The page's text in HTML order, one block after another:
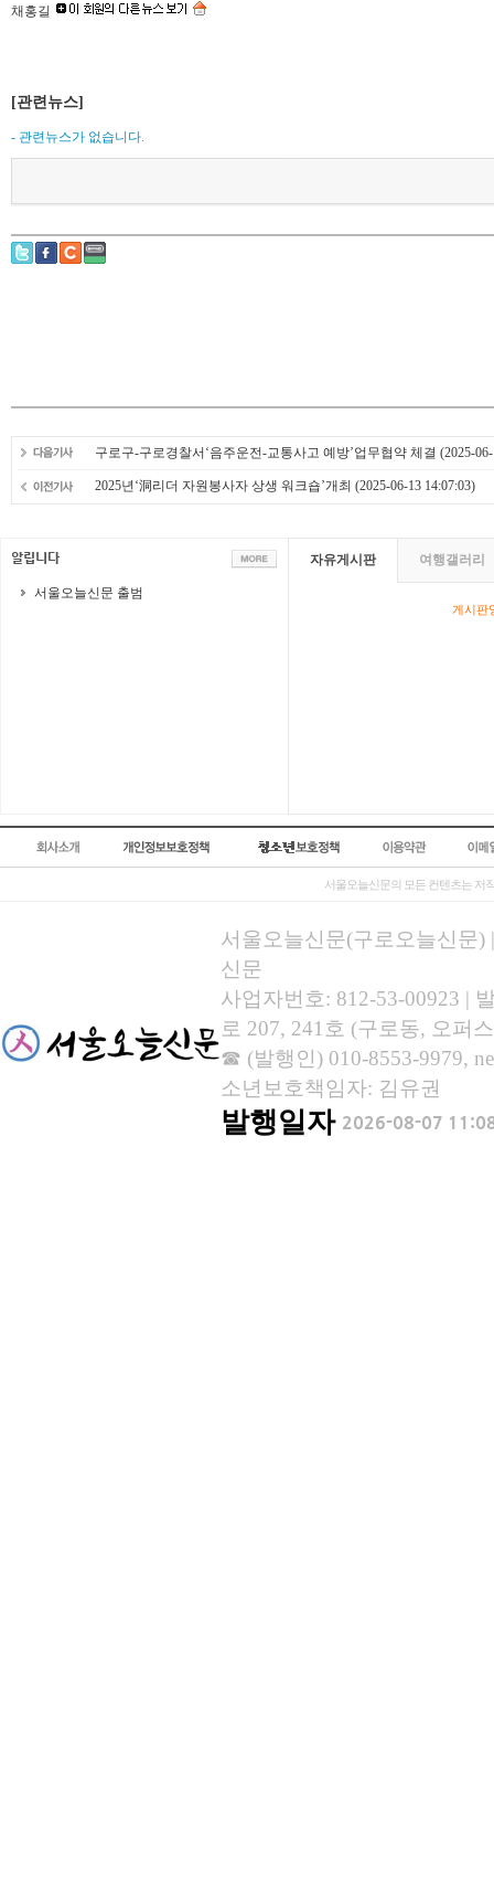
채홍길
[관련뉴스]
- 관련뉴스가 없습니다.
구로구-구로경찰서‘음주운전-교통사고 예방’업무협약 체결 (2025-
2025년‘洞리더 자원봉사자 상생 워크숍’개최 (2025-06-13 14:07:03)
서울오늘신문 출범
자유게시판 여행갤러리
게시판
서울오늘신문의 모든 컨텐츠는 저
서울오늘신문(구로오늘신문)
신문
사업자번호: 812-53-00923 |
로 207, 241호 (구로동, 오퍼
☎ (발행인) 010-8553-9979,
소년보호책임자: 김유권
발행일자